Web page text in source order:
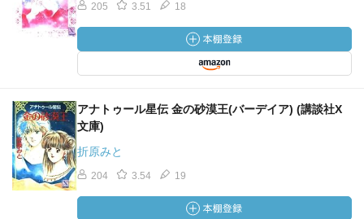
205 3.51 18
アナトゥール星伝 金の砂漠王(バーデイア) (講談社X
文庫)
折原みと
204 3.54 19